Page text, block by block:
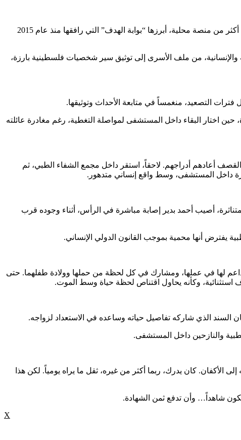
ولد نعيم حسين أحمد بدير في مدينة غزة عام 1993، واختار منذ سنواته الأولى أن ينحاز إلى الصحافة، فدرس الإعلام والاتصال، وعمل في أكثر من منصة محلية، أبرزها “بوابة الهدف” التي رافقها منذ عام 2015
من ملف الأسرى إلى توثيق سير شخصيات فلسطينية بارزة،
التصعيد، منغمساً في متابعة الأحداث وتوثيقها.
اختار البقاء داخل المستشفى لمواصلة التغطية، رغم مغادرة عائلته
لكن القصف أعادهم أدراجهم. لاحقاً، استقر داخل مجمع الشفاء الطبي، ثم
داخل المستشفى، وسط واقع إنساني متدهور.
مقابل البوابة الشمالية للمستشفى، ما أدى إلى مقتل نحو 40 مدنياً. وبين الشظايا المتناثرة، أصيب أحمد بدير إصابة مباشرة في الرأس، أثناء وجوده قرب
أنها محمية بموجب القانون الدولي الإنساني.
لها في عملها، ومشارك في كل لحظة من حملها وولادة طفلهما. حتى
وكأنه يحاول اقتناص لحظة حياة وسط الموت.
السند الذي شاركه تفاصيل حياته وساعده في الاستعداد لزواجه.
والنازحين داخل المستشفى.
كان يدرك، ربما أكثر من غيره، ثقل ما يراه يومياً. لكن هذا
شاهداً… وأن تدفع ثمن الشهادة.
X